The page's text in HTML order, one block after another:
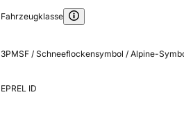
Fahrzeugklasse
3PMSF / Schneeflockensymbol / Alpine-
EPREL ID